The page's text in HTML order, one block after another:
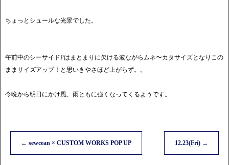
ちょっとシュールな光景でした。
午前中のシーサイドPはまとまりに欠ける波ながらムネ〜カタサイズとなりこの
ままサイズアップ！と思いきやさほど上がらず。。
今晩から明日にかけ風、雨ともに強くなってくるようです。
← sewcean × CUSTOM WORKS POP UP 12.23(Fri) →